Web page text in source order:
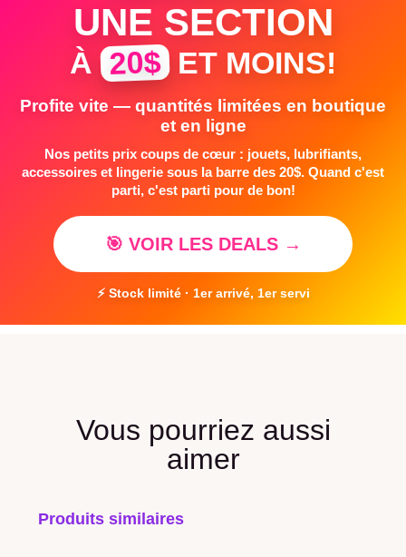
UNE SECTION
À 20$ ET MOINS!
Profite vite — quantités limitées en boutique
et en ligne
Nos petits prix coups de cœur : jouets, lubrifiants,
accessoires et lingerie sous la barre des 20$. Quand c'est
parti, c'est parti pour de bon!
🎯 VOIR LES DEALS →
⚡ Stock limité · 1er arrivé, 1er servi
Vous pourriez aussi
aimer
Produits similaires